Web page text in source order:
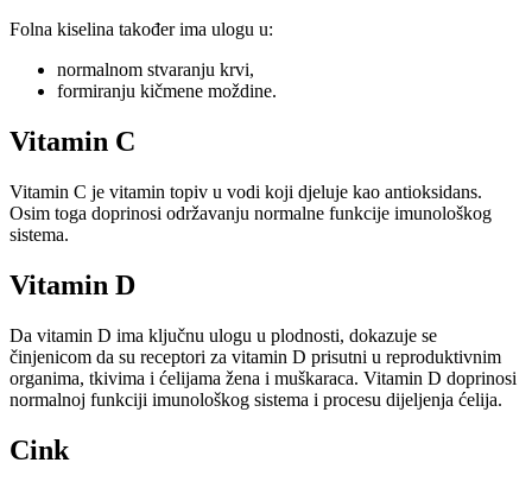
Folna kiselina također ima ulogu u:
normalnom stvaranju krvi,
formiranju kičmene moždine.
Vitamin C
Vitamin C je vitamin topiv u vodi koji djeluje kao antioksidans.
Osim toga doprinosi održavanju normalne funkcije imunološkog
sistema.
Vitamin D
Da vitamin D ima ključnu ulogu u plodnosti, dokazuje se
činjenicom da su receptori za vitamin D prisutni u reproduktivnim
organima, tkivima i ćelijama žena i muškaraca. Vitamin D doprinosi
normalnoj funkciji imunološkog sistema i procesu dijeljenja ćelija.
Cink